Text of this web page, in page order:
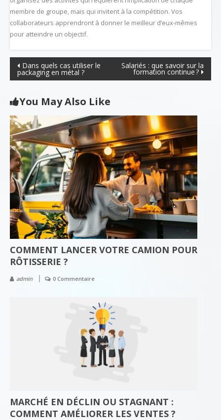
membre de groupe, mais qui invitent à la compétition. Vos
collaborateurs apprendront à donner le meilleur d’eux-mêmes
pour atteindre un objectif.
Navigation
de
l’article
Dans quels cas utiliser le
packaging en métal ?
Salariés : que savoir sur la
formation continue ?
You May Also Like
COMMENT LANCER VOTRE CAMION POUR
RÔTISSERIE ?
admin 0 Commentaire
MARCHÉ EN DÉCLIN OU STAGNANT :
COMMENT AMÉLIORER LES VENTES ?